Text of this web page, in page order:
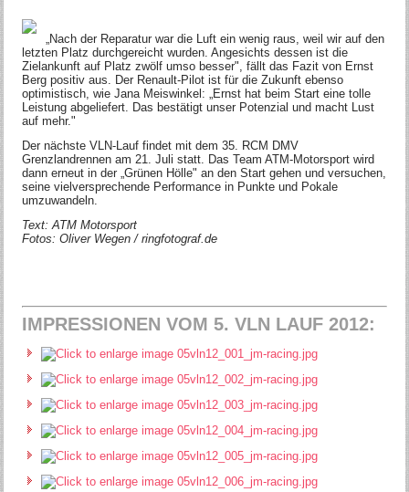
„Nach der Reparatur war die Luft ein wenig raus, weil wir auf den
letzten Platz durchgereicht wurden. Angesichts dessen ist die
Zielankunft auf Platz zwölf umso besser", fällt das Fazit von Ernst
Berg positiv aus. Der Renault-Pilot ist für die Zukunft ebenso
optimistisch, wie Jana Meiswinkel: „Ernst hat beim Start eine tolle
Leistung abgeliefert. Das bestätigt unser Potenzial und macht Lust
auf mehr."
Der nächste VLN-Lauf findet mit dem 35. RCM DMV
Grenzlandrennen am 21. Juli statt. Das Team ATM-Motorsport wird
dann erneut in der „Grünen Hölle" an den Start gehen und versuchen,
seine vielversprechende Performance in Punkte und Pokale
umzuwandeln.
Text: ATM Motorsport
Fotos: Oliver Wegen / ringfotograf.de
IMPRESSIONEN VOM 5. VLN LAUF 2012: